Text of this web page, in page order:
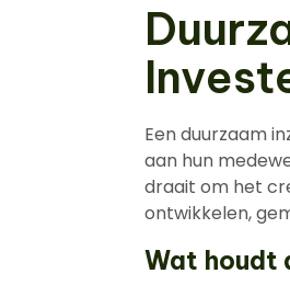
Een duurzaam
aan hun
draait om het
ontwikkelen,
Wat houdt